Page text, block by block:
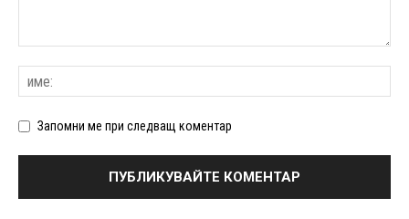
Запомни ме при следващ коментар